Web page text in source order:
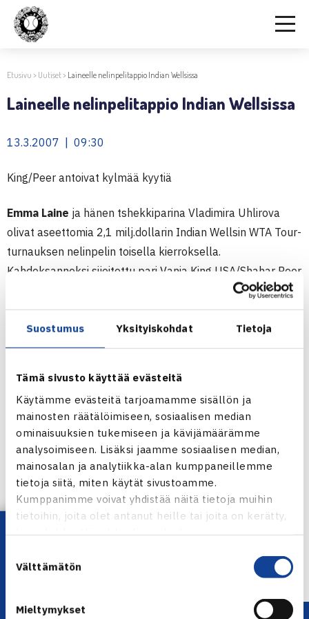
Suostumus Yksityiskohdat Tietoja
Tämä sivusto käyttää evästeitä
Käytämme evästeitä tarjoamamme sisällön ja
mainosten räätälöimiseen, sosiaalisen median
ominaisuuksien tukemiseen ja kävijämäärämme
analysoimiseen. Lisäksi jaamme sosiaalisen median,
mainosalan ja analytiikka-alan kumppaneillemme
tietoja siitä, miten käytät sivustoamme.
Kumppanimme voivat yhdistää näitä tietoja muihin
tietoihin, joita olet antanut heille tai joita on kerätty,
kun olet käyttänyt heidän palvelujaan.
valinta
Välttämätön
Mieltymykset
Etusivu > Uutiset> Laineelle nelinpelitappio Indian Wellsissa
Laineelle nelinpelitappio Indian Wellsissa
13.3.2007 | 09:30
King/Peer antoivat kylmää kyytiä
Emma Laine ja hänen tshekkiparina Vladimira Uhlirova
olivat aseettomia 2,1 milj.dollarin Indian Wellsin WTA Tour-
turnauksen nelinpelin toisella kierroksella.
Kahdeksanneksi sijoitettu pari Vania King USA/Shahar Peer
Israel ottivat heistä voiton tylysti luvuin 6-0, 6-1. (RN)
WTA Tour-turnaus
Indian Wells, USA 12.-18.3.
2.kierrosta: Vania King USA/Shahar Peer Israel (8.) –
Emma Laine/Vladimira Uhlirova Tshekki 60 61
Indian Wellsin WTA Tour-turnaus
Jaa:
← Edellinen
seniorien… →
Lataa OmaTennis!